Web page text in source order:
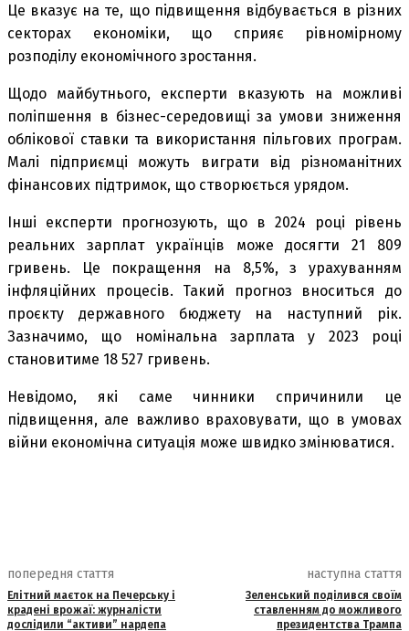
Це вказує на те, що підвищення відбувається в різних
секторах економіки, що сприяє рівномірному
розподілу економічного зростання.
Щодо майбутнього, експерти вказують на можливі
поліпшення в бізнес-середовищі за умови зниження
облікової ставки та використання пільгових програм.
Малі підприємці можуть виграти від різноманітних
фінансових підтримок, що створюється урядом.
Інші експерти прогнозують, що в 2024 році рівень
реальних зарплат українців може досягти 21 809
гривень. Це покращення на 8,5%, з урахуванням
інфляційних процесів. Такий прогноз вноситься до
проєкту державного бюджету на наступний рік.
Зазначимо, що номінальна зарплата у 2023 році
становитиме 18 527 гривень.
Невідомо, які саме чинники спричинили це
підвищення, але важливо враховувати, що в умовах
війни економічна ситуація може швидко змінюватися.
попередня стаття
Елітний маєток на Печерську і
крадені врожаї: журналісти
дослідили “активи” нардепа
наступна стаття
Зеленський поділився своїм
ставленням до можливого
президентства Трампа